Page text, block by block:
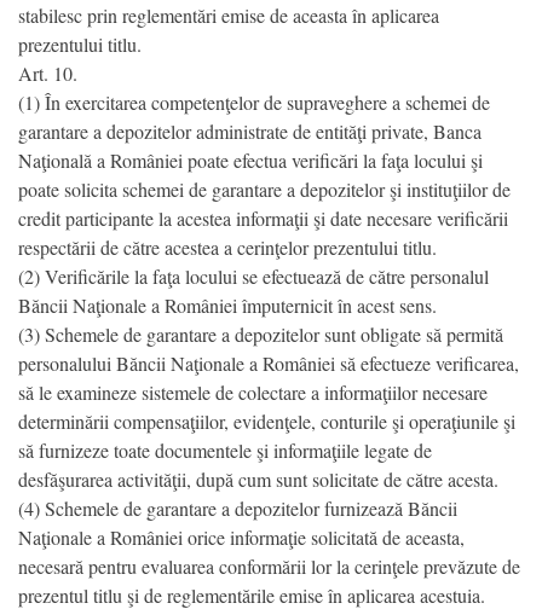
stabilesc prin reglementări emise de aceasta în aplicarea
prezentului titlu.
Art. 10.
(1) În exercitarea competenţelor de supraveghere a schemei de
garantare a depozitelor administrate de entităţi private, Banca
Naţională a României poate efectua verificări la faţa locului şi
poate solicita schemei de garantare a depozitelor şi instituţiilor de
credit participante la acestea informaţii şi date necesare verificării
respectării de către acestea a cerinţelor prezentului titlu.
(2) Verificările la faţa locului se efectuează de către personalul
Băncii Naţionale a României împuternicit în acest sens.
(3) Schemele de garantare a depozitelor sunt obligate să permită
personalului Băncii Naţionale a României să efectueze verificarea,
să le examineze sistemele de colectare a informaţiilor necesare
determinării compensaţiilor, evidenţele, conturile şi operaţiunile şi
să furnizeze toate documentele şi informaţiile legate de
desfăşurarea activităţii, după cum sunt solicitate de către acesta.
(4) Schemele de garantare a depozitelor furnizează Băncii
Naţionale a României orice informaţie solicitată de aceasta,
necesară pentru evaluarea conformării lor la cerinţele prevăzute de
prezentul titlu şi de reglementările emise în aplicarea acestuia.